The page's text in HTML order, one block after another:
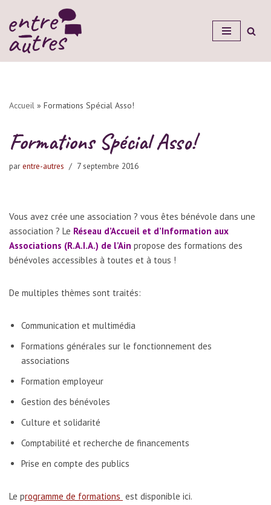
Aller
au
contenu
Accueil » Formations Spécial Asso!
Formations Spécial Asso!
parentre-autres 7 septembre 2016
Vous avez crée une association ? vous êtes bénévole dans une
association ? Le Réseau d’Accueil et d’Information aux
Associations (R.A.I.A.) de l’Ain propose des formations des
bénévoles accessibles à toutes et à tous !
De multiples thèmes sont traités:
Communication et multimédia
Formations générales sur le fonctionnement des
associations
Formation employeur
Gestion des bénévoles
Culture et solidarité
Comptabilité et recherche de financements
Prise en compte des publics
Le programme de formations est disponible ici.